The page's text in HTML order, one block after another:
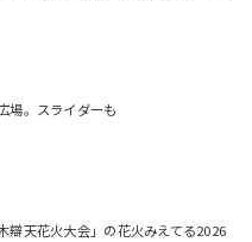
場。スライダーも
辯天花火大会」の花火みえてる2026